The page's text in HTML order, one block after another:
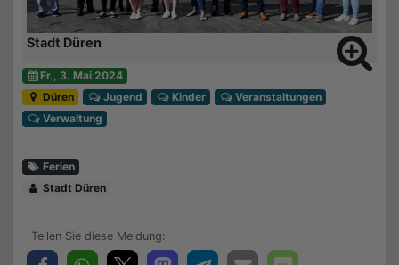
Stadt Düren
Fr., 3. Mai 2024
Düren
Jugend Kinder
Veranstaltungen
Verwaltung
Ferien
Stadt Düren